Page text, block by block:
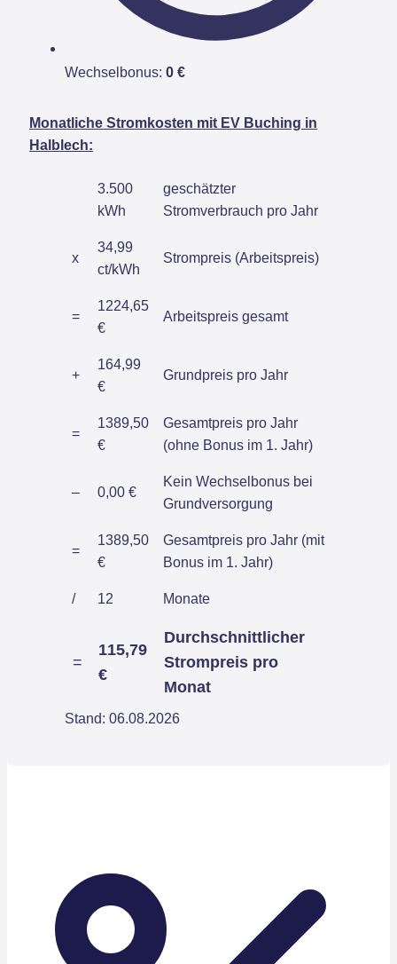
Wechselbonus: 0 €
Monatliche Stromkosten mit EV Buching in
Halblech:
3.500
kWh
geschätzter
Stromverbrauch pro Jahr
x
34,99
ct/kWh
Strompreis (Arbeitspreis)
=
1224,65
€
Arbeitspreis gesamt
+
164,99
€
Grundpreis pro Jahr
=
1389,50
€
Gesamtpreis pro Jahr
(ohne Bonus im 1. Jahr)
– 0,00 €
Kein Wechselbonus bei
Grundversorgung
=
1389,50
€
Gesamtpreis pro Jahr (mit
Bonus im 1. Jahr)
/ 12 Monate
=
115,79
€
Durchschnittlicher
Strompreis pro
Monat
Stand: 06.08.2026